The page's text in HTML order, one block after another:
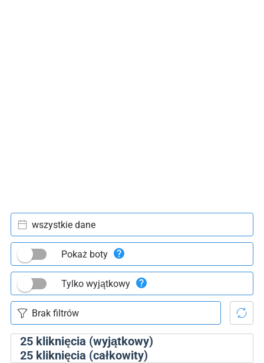
25kliknięcia (wyjątkowy)
25kliknięcia (całkowity)
wszystkie dane
Pokaż boty
Tylko wyjątkowy